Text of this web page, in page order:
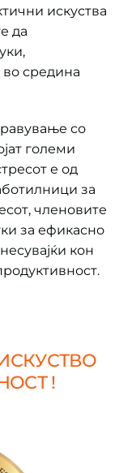
искуства
да
средина
со
големи
е од
за
членовите
за ефикасно
кон
!